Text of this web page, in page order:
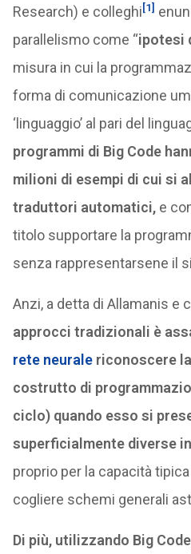
Research) e colleghi[1]
parallelismo come “ipotesi
misura in cui la
forma di comunicazione
‘linguaggio’ al pari del
programmi di Big Code
milioni di esempi di cui si
traduttori automatici,e
titolo supportare la
senza rappresentarsene il
Anzi, a detta di Allamanis e
approcci tradizionali è
rete neuralericonoscere
costrutto di
ciclo) quando esso si
superficialmente diverse
proprio per la capacità
cogliere schemi generali
Di più, utilizzando Big